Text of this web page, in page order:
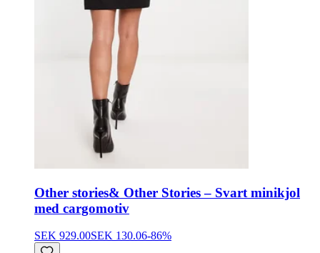
Other stories& Other Stories – Svart minikjol
med cargomotiv
SEK 929.00SEK 130.06-86%